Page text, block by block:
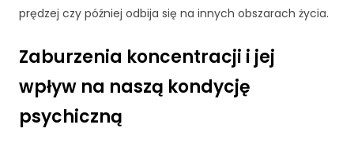
prędzej czy później odbija się na innych obszarach życia.
Zaburzenia koncentracji i jej
wpływ na naszą kondycję
psychiczną